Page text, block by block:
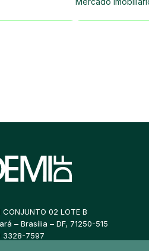
CONJUNTO 02 LOTE B
– Brasília – DF, 71250-515
3328-7597